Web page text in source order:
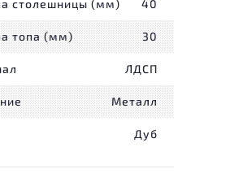
столешницы (мм) 40
топа (мм) 30
ЛДСП
Металл
Дуб